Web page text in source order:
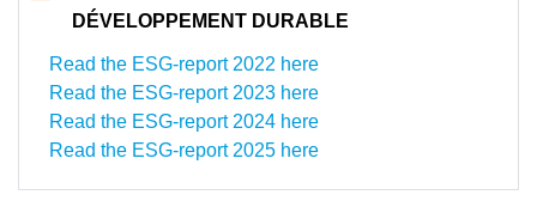
DÉVELOPPEMENT DURABLE
Read the ESG-report 2022 here
Read the ESG-report 2023 here
Read the ESG-report 2024 here
Read the ESG-report 2025 here